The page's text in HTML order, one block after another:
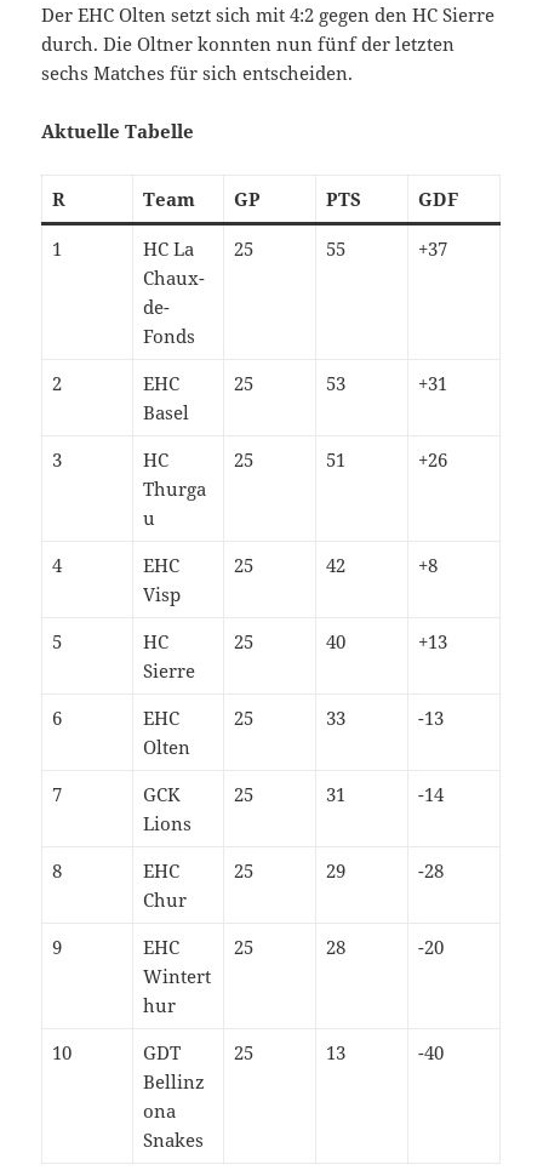
Der EHC Olten setzt sich mit 4:2 gegen den HC Sierre
durch. Die Oltner konnten nun fünf der letzten
sechs Matches für sich entscheiden.
Aktuelle Tabelle
R Team GP PTS GDF
1
HC La
Chaux-
de-
Fonds
25 55 +37
2
EHC
Basel
25 53 +31
3
HC
Thurga
u
25 51 +26
4
EHC
Visp
25 42 +8
5
HC
Sierre
25 40 +13
6
EHC
Olten
25 33 -13
7
GCK
Lions
25 31 -14
8
EHC
Chur
25 29 -28
9
EHC
Wintert
hur
25 28 -20
10
GDT
Bellinz
ona
Snakes
25 13 -40